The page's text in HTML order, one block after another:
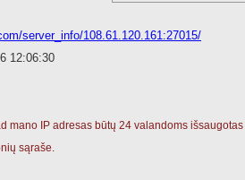
server_info/108.61.120.161:27015/
12:06:30
mano IP adresas būtų 24 valandoms išsaugotas
sąraše.